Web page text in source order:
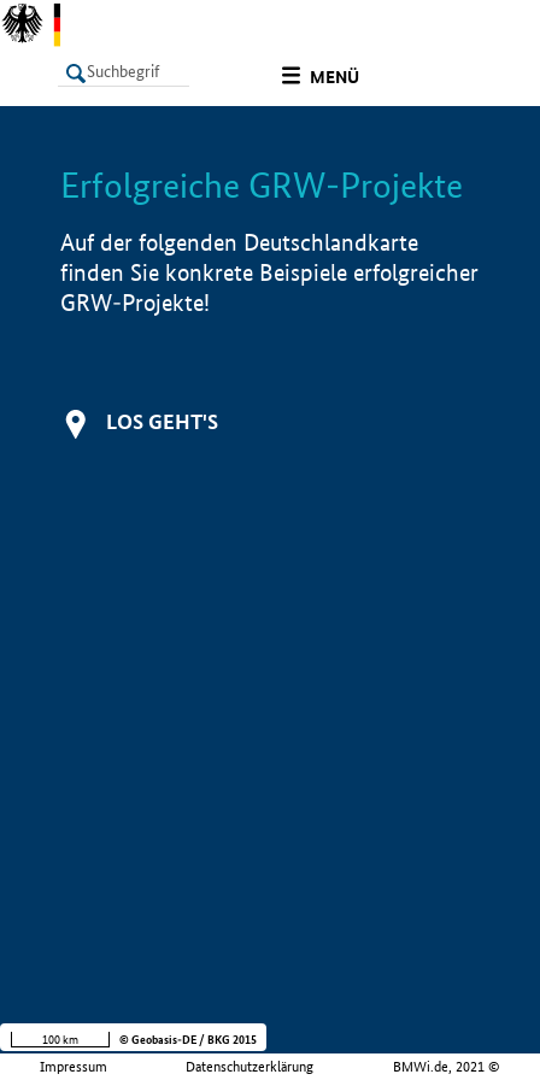
MENÜ
LISTE Info
Erfolgreiche GRW-Projekte
Auf der folgenden Deutschlandkarte
finden Sie konkrete Beispiele erfolgreicher
GRW-Projekte!
LOS GEHT'S
Impressum Datenschutzerklärung BMWi.de, 2021 ©
100 km © Geobasis-DE / BKG 2015